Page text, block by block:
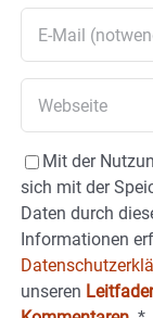
Mit der
sich mit der
Daten durch
Informationen
unseren